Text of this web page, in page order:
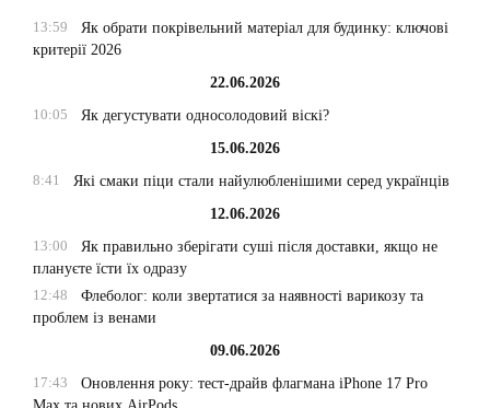
13:59
Як обрати покрівельний матеріал для будинку: ключові
критерії 2026
22.06.2026
10:05
Як дегустувати односолодовий віскі?
15.06.2026
8:41
Які смаки піци стали найулюбленішими серед українців
12.06.2026
13:00
Як правильно зберігати суші після доставки, якщо не
плануєте їсти їх одразу
12:48
Флеболог: коли звертатися за наявності варикозу та
проблем із венами
09.06.2026
17:43
Оновлення року: тест-драйв флагмана iPhone 17 Pro